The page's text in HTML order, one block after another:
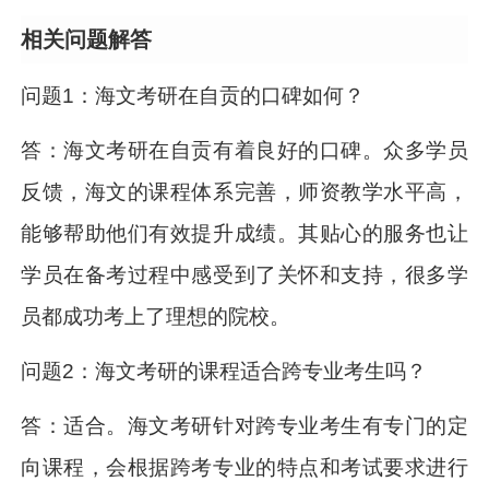
相关问题解答
问题1：海文考研在自贡的口碑如何？
答：海文考研在自贡有着良好的口碑。众多学员
反馈，海文的课程体系完善，师资教学水平高，
能够帮助他们有效提升成绩。其贴心的服务也让
学员在备考过程中感受到了关怀和支持，很多学
员都成功考上了理想的院校。
问题2：海文考研的课程适合跨专业考生吗？
答：适合。海文考研针对跨专业考生有专门的定
向课程，会根据跨考专业的特点和考试要求进行